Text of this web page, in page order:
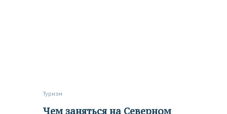
Туризм
Чем заняться на Северном